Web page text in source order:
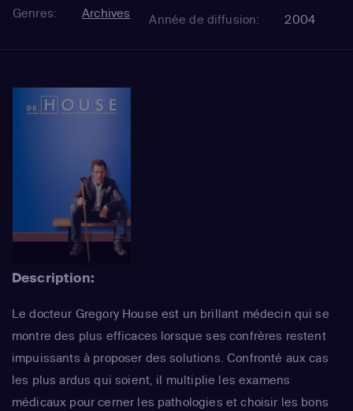
Genres: Archives Année de diffusion: 2004
Description:
Le docteur Gregory House est un brillant médecin qui se
montre des plus efficaces lorsque ses confrères restent
impuissants à proposer des solutions. Confronté aux cas
les plus ardus qui soient, il multiplie les examens
médicaux pour cerner les pathologies et choisir les bons